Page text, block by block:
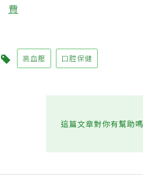
費
高血壓 口腔保健
這篇文章對你有幫助嗎?